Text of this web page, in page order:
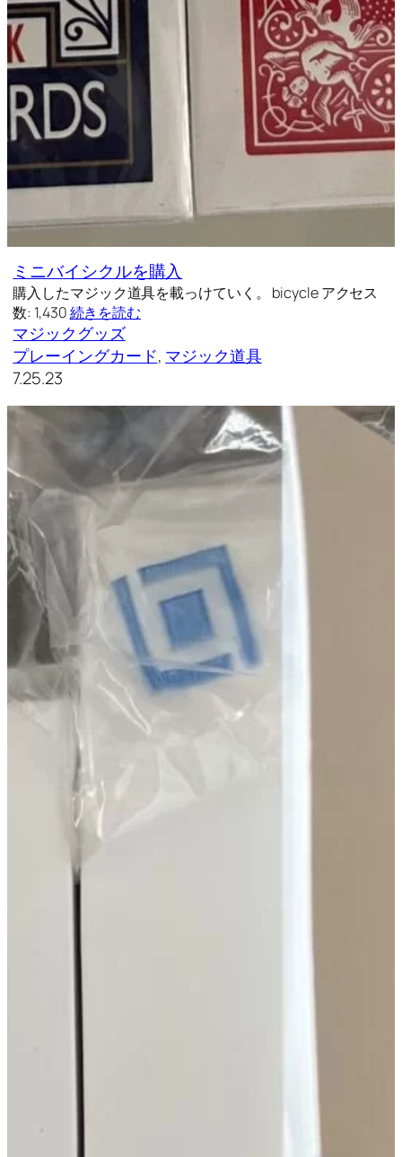
ミニバイシクルを購入
購入したマジック道具を載っけていく。 bicycle アクセス
数: 1,430続きを読む
マジックグッズ
プレーイングカード, マジック道具
7.25.23